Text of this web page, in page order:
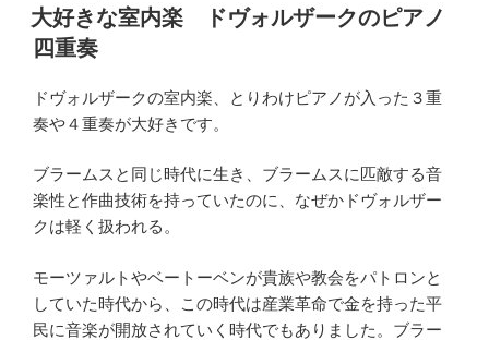
稿
日:
大好きな室内楽 ドヴォルザークのピアノ
四重奏
ドヴォルザークの室内楽、とりわけピアノが入った３重
奏や４重奏が大好きです。
ブラームスと同じ時代に生き、ブラームスに匹敵する音
楽性と作曲技術を持っていたのに、なぜかドヴォルザー
クは軽く扱われる。
モーツァルトやベートーベンが貴族や教会をパトロンと
していた時代から、この時代は産業革命で金を持った平
民に音楽が開放されていく時代でもありました。ブラー